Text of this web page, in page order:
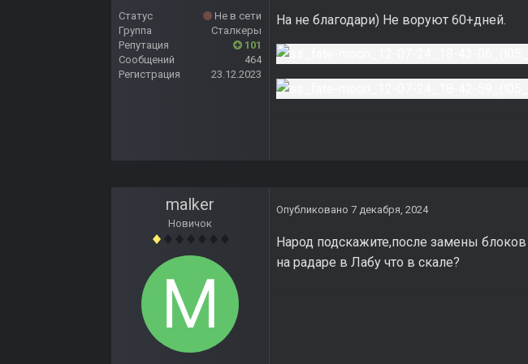
Статус
Не в сети
Группа
Сталкеры
Репутация
101
Сообщений
464
Регистрация
23.12.2023
На не благодари) Не воруют 60+дней.
malker
Новичок
Опубликовано 7 декабря, 2024
Народ подскажите,после замены
на радаре в Лабу что в скале?